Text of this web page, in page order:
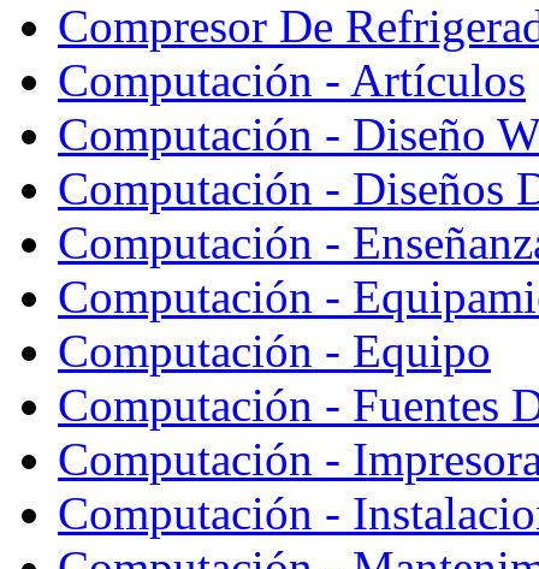
Compresor De
Computación - Artículos
Computación - Diseño
Computación - Diseños
Computación -
Computación -
Computación - Equipo
Computación - Fuentes
Computación -
Computación -